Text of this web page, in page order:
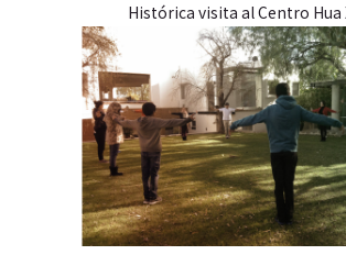
Histórica visita al Centro Hua